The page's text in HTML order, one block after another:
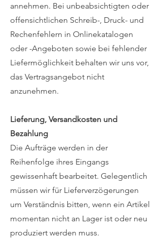
annehmen. Bei unbeabsichtigten oder
offensichtlichen Schreib-, Druck- und
Rechenfehlern in Onlinekatalogen
oder -Angeboten sowie bei fehlender
Liefermöglichkeit behalten wir uns vor,
das Vertragsangebot nicht
anzunehmen.
Lieferung, Versandkosten und
Bezahlung
Die Aufträge werden in der
Reihenfolge ihres Eingangs
gewissenhaft bearbeitet. Gelegentlich
müssen wir für Lieferverzögerungen
um Verständnis bitten, wenn ein Artikel
momentan nicht an Lager ist oder neu
produziert werden muss.